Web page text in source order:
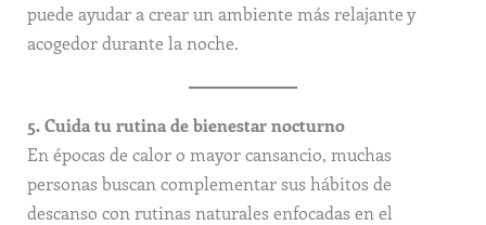
puede ayudar a crear un ambiente más relajante y
acogedor durante la noche.
5. Cuida tu rutina de bienestar nocturno
En épocas de calor o mayor cansancio, muchas
personas buscan complementar sus hábitos de
descanso con rutinas naturales enfocadas en el